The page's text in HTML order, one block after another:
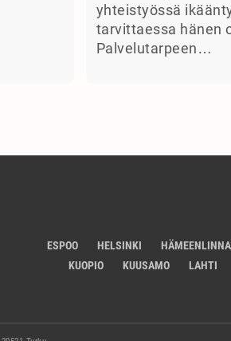
yhteistyössä
tarvittaessa hänen
Palvelutarpeen…
ESPOO HELSINKI HÄMEENLINNA
KUOPIO
KUUSAMO LAHTI